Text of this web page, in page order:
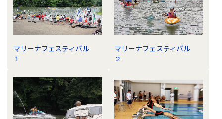
マリーナフェスティバル
１
マリーナフェスティバル
２